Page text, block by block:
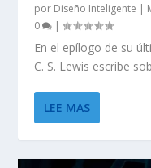
por Diseño Inteligente |
0
|
En el epílogo de su
C. S. Lewis escribe
LEE MAS